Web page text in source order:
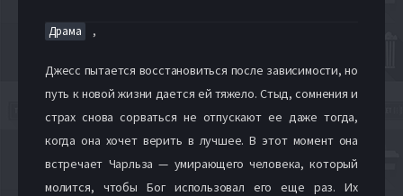
Драма ,
Джесс пытается восстановиться после зависимости, но
путь к новой жизни дается ей тяжело. Стыд, сомнения и
страх снова сорваться не отпускают ее даже тогда,
когда она хочет верить в лучшее. В этот момент она
встречает Чарльза — умирающего человека, который
молится, чтобы Бог использовал его еще раз. Их